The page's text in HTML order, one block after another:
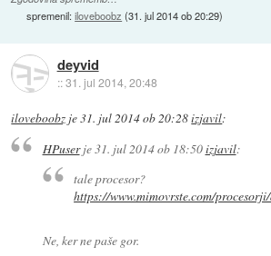
spremenil:iloveboobz (31. jul 2014 ob 20:29)
deyvid
::31. jul 2014, 20:48
iloveboobz je31. jul 2014 ob 20:28izjavil:
HPuserje31. jul 2014 ob 18:50izjavil:
tale procesor?
https://www.mimovrste.com/
Ne, ker ne paše gor.